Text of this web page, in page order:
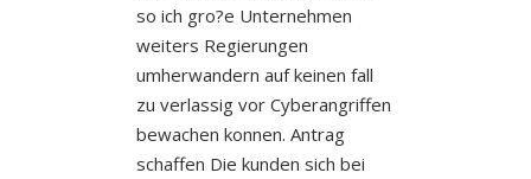
so ich gro?e Unternehmen
weiters Regierungen
umherwandern auf keinen fall
zu verlassig vor Cyberangriffen
bewachen konnen. Antrag
schaffen Die kunden sich bei